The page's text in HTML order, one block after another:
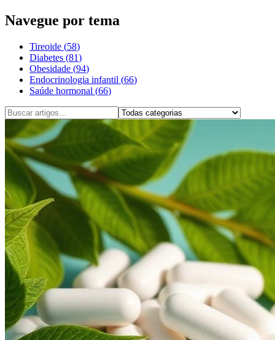
Navegue por tema
Tireoide (58)
Diabetes (81)
Obesidade (94)
Endocrinologia infantil (66)
Saúde hormonal (66)